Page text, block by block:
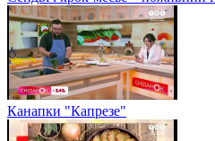
Канапки "Капрезе"